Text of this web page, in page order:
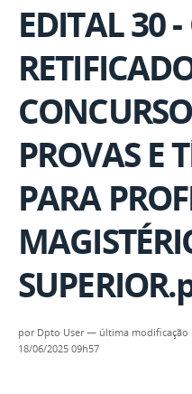
EDITAL 30
PROVAS E
PARA
por Dpto User— última modificação
18/06/2025 09h57